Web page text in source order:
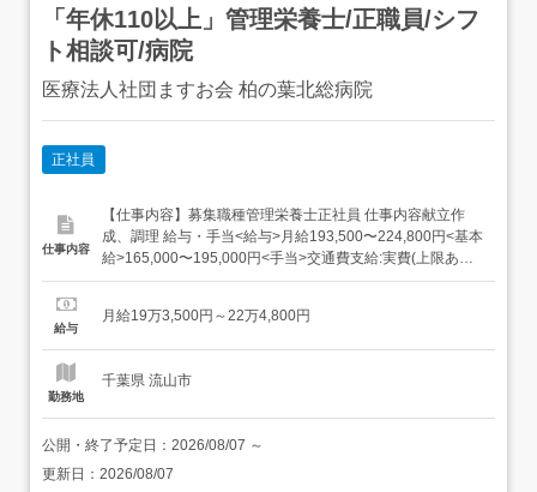
「年休110以上」管理栄養士/正職員/シフ
ト相談可/病院
医療法人社団ますお会 柏の葉北総病院
正社員
仕事内容
【仕事内容】募集職種管理栄養士正社員 仕事内容献立作
成、調理 給与・手当<給与>月給193,500〜224,800円<基本
給>165,000〜195,000円<手当>交通費支給:実費(上限あり)
交通費支給月額:50,000円職能手当:15,000円住宅手
与>賞与あり年2回合計...
給与
月給19万3,500円～22万4,800円
勤務地
千葉県 流山市
公開・終了予定日： 2026/08/07 ～
更新日： 2026/08/07